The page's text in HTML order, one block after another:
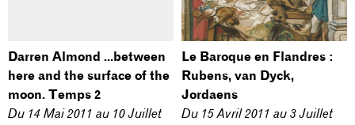
Darren Almond ...between
here and the surface of the
moon. Temps 2
Du 14 Mai 2011 au 10 Juillet
Le Baroque en Flandres :
Rubens, van Dyck,
Jordaens
Du 15 Avril 2011 au 3 Juillet